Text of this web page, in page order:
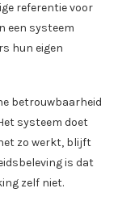
referentie voor
een systeem
hun eigen
betrouwbaarheid
systeem doet
zo werkt, blijft
is dat
zelf niet.